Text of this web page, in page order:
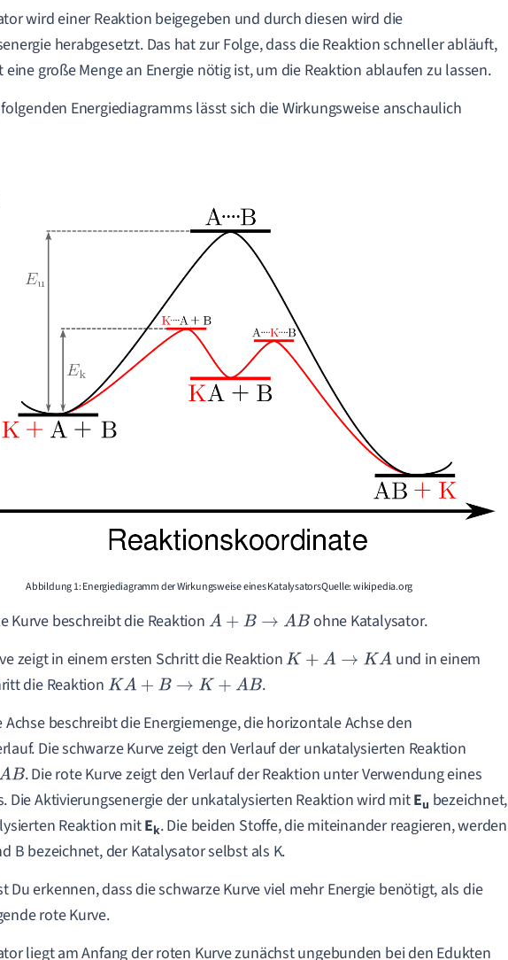
wird einer Reaktion beigegeben und durch diesen wird die
herabgesetzt. Das hat zur Folge, dass die Reaktion schneller abläuft,
eine große Menge an Energie nötig ist, um die Reaktion ablaufen zu lassen.
Energiediagramms lässt sich die Wirkungsweise anschaulich
Abbildung 1: Energiediagramm der Wirkungsweise eines KatalysatorsQuelle: wikipedia.org
Kurve beschreibt die Reaktion A+ B→AB
ohne Katalysator.
zeigt in einem ersten Schritt die ReaktionK+ A→ KA
und in einem
die Reaktion KA+B→K+A B
.
Achse beschreibt die Energiemenge, die horizontale Achse den
Die schwarze Kurve zeigt den Verlauf der unkatalysierten Reaktion
. Die rote Kurve zeigt den Verlauf der Reaktion unter Verwendung eines
Die Aktivierungsenergie der unkatalysierten Reaktion wird mitEu bezeichnet,
Reaktion mitEk. Die beiden Stoffe, die miteinander reagieren, werden
B bezeichnet, der Katalysator selbst als K.
Du erkennen, dass die schwarze Kurve viel mehr Energie benötigt, als die
rote Kurve.
liegt am Anfang der roten Kurve zunächst ungebunden bei den Edukten